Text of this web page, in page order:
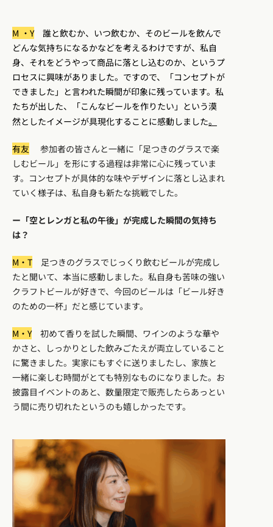
M ・Y誰と飲むか、いつ飲むか、そのビールを飲んで
どんな気持ちになるかなどを考えるわけですが、私自
身、それをどうやって商品に落とし込むのか、というプ
ロセスに興味がありました。ですので、「コンセプトが
できました」と言われた瞬間が印象に残っています。私
たちが出した、「こんなビールを作りたい」という漠
然としたイメージが具現化することに感動しました。
有友 参加者の皆さんと一緒に「足つきのグラスで楽
しむビール」を形にする過程は非常に心に残っていま
す。コンセプトが具体的な味やデザインに落とし込まれ
ていく様子は、私自身も新たな挑戦でした。
ー「空とレンガと私の午後」が完成した瞬間の気持ち
は？
M・T 足つきのグラスでじっくり飲むビールが完成し
たと聞いて、本当に感動しました。私自身も苦味の強い
クラフトビールが好きで、今回のビールは「ビール好き
のための一杯」だと感じています。
M・Y初めて香りを試した瞬間、ワインのような華や
かさと、しっかりとした飲みごたえが両立していること
に驚きました。実家にもすぐに送りましたし、家族と
一緒に楽しむ時間がとても特別なものになりました。お
披露目イベントのあと、数量限定で販売したらあっとい
う間に売り切れたというのも嬉しかったです。